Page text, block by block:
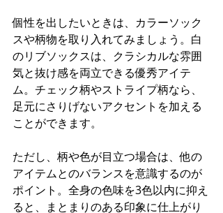
個性を出したいときは、カラーソック
スや柄物を取り入れてみましょう。白
のリブソックスは、クラシカルな雰囲
気と抜け感を両立できる優秀アイテ
ム。チェック柄やストライプ柄なら、
足元にさりげないアクセントを加える
ことができます。
ただし、柄や色が目立つ場合は、他の
アイテムとのバランスを意識するのが
ポイント。全身の色味を3色以内に抑え
ると、まとまりのある印象に仕上がり